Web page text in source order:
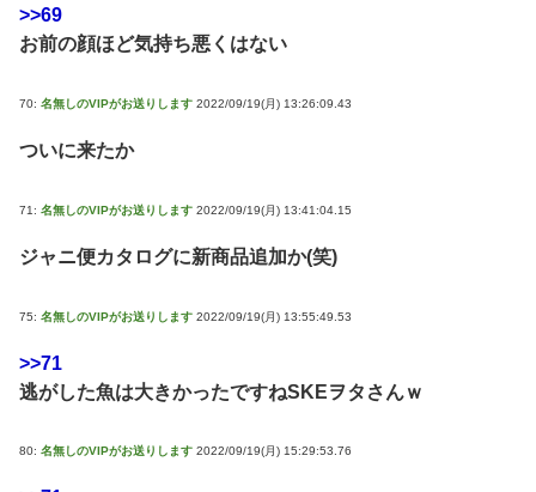
>>69
お前の顔ほど気持ち悪くはない
70: 名無しのVIPがお送りします 2022/09/19(月) 13:26:09.43
ついに来たか
71: 名無しのVIPがお送りします 2022/09/19(月) 13:41:04.15
ジャニ便カタログに新商品追加か(笑)
75: 名無しのVIPがお送りします 2022/09/19(月) 13:55:49.53
>>71
逃がした魚は大きかったですねSKEヲタさんｗ
80: 名無しのVIPがお送りします 2022/09/19(月) 15:29:53.76